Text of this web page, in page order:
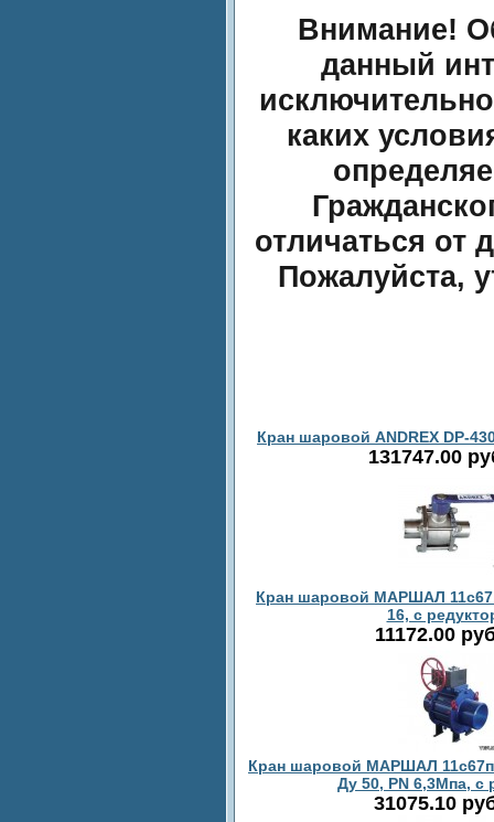
Внимание!
данный
каких
отличаться от
Пожалуйста,
Кран шаровой ANDREX DP-
131747.00
Кран шаровой МАРШАЛ
16, с
11172.00
Кран шаровой МАРШАЛ
Ду 50, PN 6,3Мпа, с
31075.10